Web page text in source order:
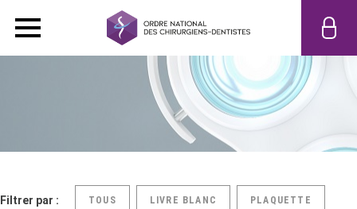
Filtrer par : TOUS LIVRE BLANC PLAQUETTE